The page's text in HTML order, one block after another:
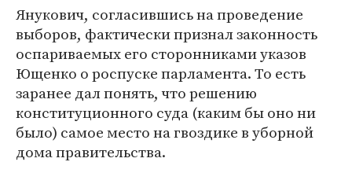
Янукович, согласившись на проведение
выборов, фактически признал законность
оспариваемых его сторонниками указов
Ющенко о роспуске парламента. То есть
заранее дал понять, что решению
конституционного суда (каким бы оно ни
было) самое место на гвоздике в уборной
дома правительства.